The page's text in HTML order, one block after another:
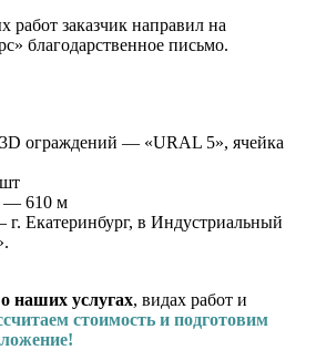
заказчик направил на
благодарственное письмо.
ограждений — «URAL 5», ячейка
— 610 м
Екатеринбург, в Индустриальный
наших услугах, видах работ и
стоимость и подготовим